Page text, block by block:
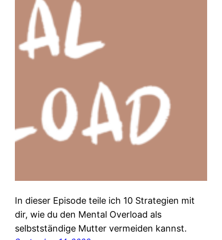
In dieser Episode teile ich 10 Strategien mit
dir, wie du den Mental Overload als
selbstständige Mutter vermeiden kannst.